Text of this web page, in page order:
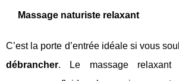
Massage naturiste relaxant
C’est la porte d’entrée idéale si vous
débrancher. Le massage